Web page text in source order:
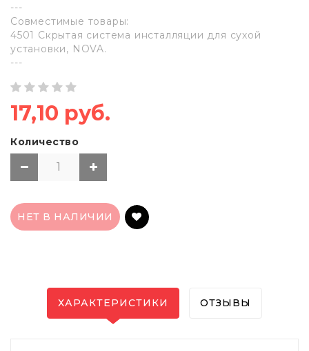
---
Совместимые товары:
4501 Скрытая система инсталляции для сухой
установки, NOVA.
---
17,10 руб.
Количество
НЕТ В НАЛИЧИИ
ХАРАКТЕРИСТИКИ ОТЗЫВЫ